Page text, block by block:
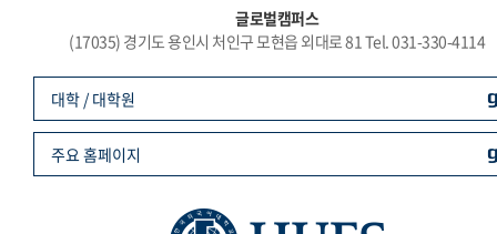
글로벌캠퍼스
(17035) 경기도 용인시 처인구 모현읍 외대로 81 Tel. 031-330-4114
대학 / 대학원
주요 홈페이지